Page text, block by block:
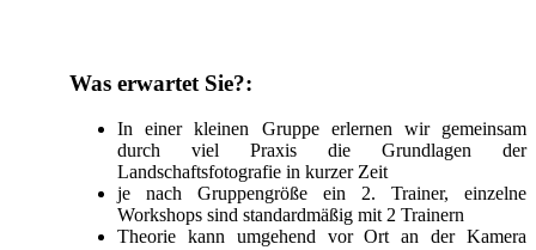
Was erwartet Sie?:
In einer kleinen Gruppe erlernen wir gemeinsam
durch viel Praxis die Grundlagen der
Landschaftsfotografie in kurzer Zeit
je nach Gruppengröße ein 2. Trainer, einzelne
Workshops sind standardmäßig mit 2 Trainern
Theorie kann umgehend vor Ort an der Kamera